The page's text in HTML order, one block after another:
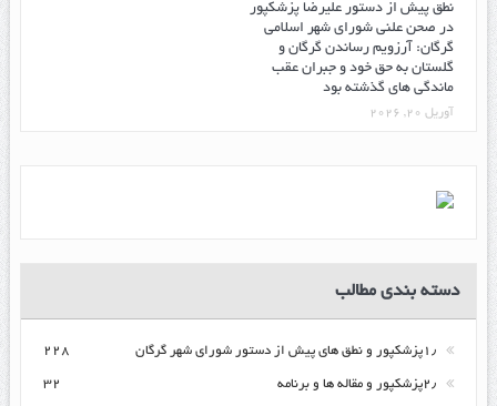
نطق پیش از دستور علیرضا پزشکپور
در صحن علنی شورای شهر اسلامی
گرگان: آرزویم رساندن گرگان و
گلستان به حق خود و جبران عقب
ماندگی های گذشته بود
آوریل 20, 2026
دسته بندی مطالب
۱٫پزشکپور و نطق های پیش از دستور شورای شهر گرگان ۲۲۸
۲٫پزشکپور و مقاله ها و برنامه ۳۲